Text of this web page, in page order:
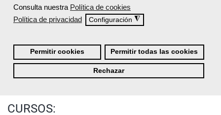
Consulta nuestra Política de cookies
Política de privacidad
Configuración ◮
Permitir cookies Permitir todas las cookies
Rechazar
Especialistas en consultoría y formación para el empleo
Nuestro objetivo diario es, única y exclusivamente, ayudarte a
conseguir tus metas profesionales ofreciéndote los mejores
CURSOS: